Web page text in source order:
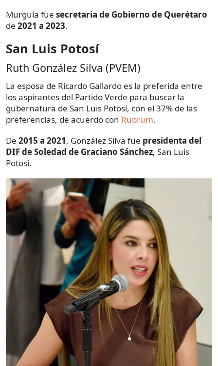
Murguía fue secretaria de Gobierno de Querétaro
de 2021 a 2023.
San Luis Potosí
Ruth González Silva (PVEM)
La esposa de Ricardo Gallardo es la preferida entre
los aspirantes del Partido Verde para buscar la
gubernatura de San Luis Potosí, con el 37% de las
preferencias, de acuerdo con Rubrum.
De 2015 a 2021, González Silva fue presidenta del
DIF de Soledad de Graciano Sánchez, San Luis
Potosí.